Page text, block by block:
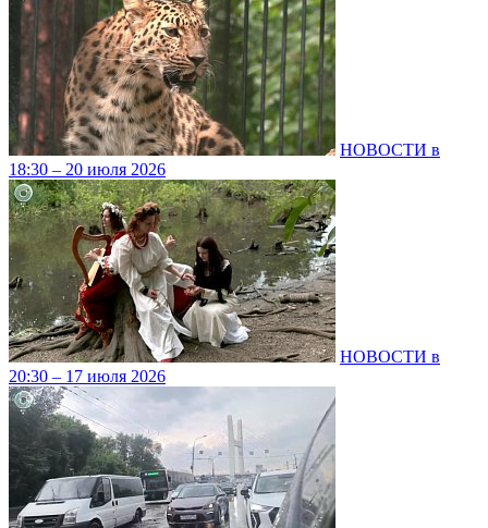
НОВОСТИ в
18:30 – 20 июля 2026
НОВОСТИ в
20:30 – 17 июля 2026